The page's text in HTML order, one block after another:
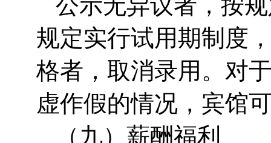
规定实行试用期制度
格者，取消录用。对
虚作假的情况，宾馆
（九）薪酬福利